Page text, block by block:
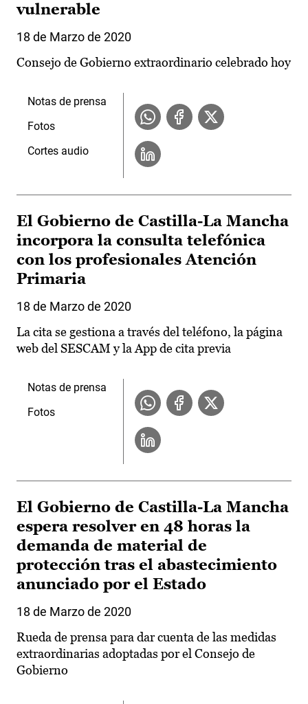
vulnerable
18 de Marzo de 2020
Consejo de Gobierno extraordinario celebrado hoy
Notas de prensa
Fotos
Cortes audio
El Gobierno de Castilla-La Mancha
incorpora la consulta telefónica
con los profesionales Atención
Primaria
18 de Marzo de 2020
La cita se gestiona a través del teléfono, la página
web del SESCAM y la App de cita previa
Notas de prensa
Fotos
El Gobierno de Castilla-La Mancha
espera resolver en 48 horas la
demanda de material de
protección tras el abastecimiento
anunciado por el Estado
18 de Marzo de 2020
Rueda de prensa para dar cuenta de las medidas
extraordinarias adoptadas por el Consejo de
Gobierno